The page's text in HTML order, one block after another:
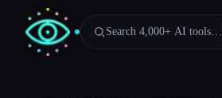
Search 4,000+ AI tools…